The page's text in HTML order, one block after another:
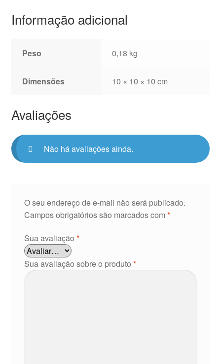
Informação adicional
Peso 0,18 kg
Dimensões 10 × 10 × 10 cm
Avaliações
Não há avaliações ainda.
O seu endereço de e-mail não será publicado.
Campos obrigatórios são marcados com *
Sua avaliação *
Sua avaliação sobre o produto *